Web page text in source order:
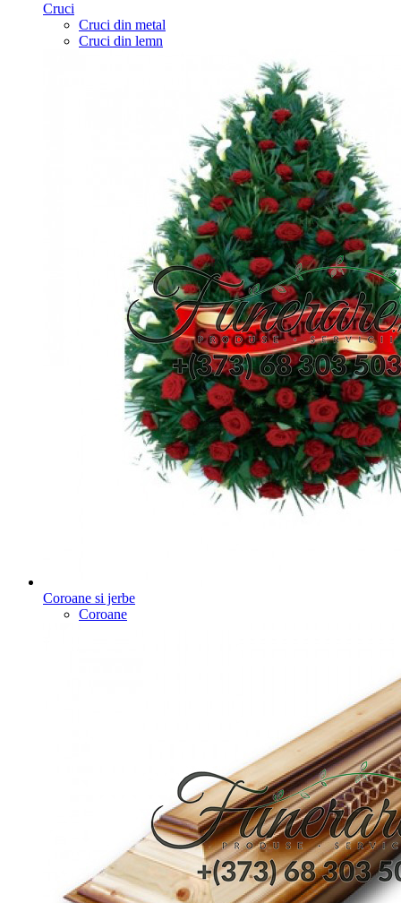
Cruci
Cruci din metal
Cruci din lemn
Coroane si jerbe
Coroane